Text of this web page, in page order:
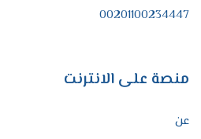
00201100234447
منصة على الانترنت
عن